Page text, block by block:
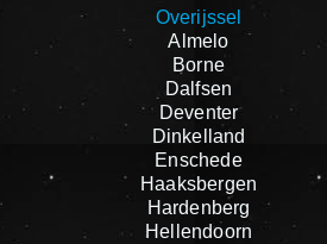
Overijssel
Almelo
Borne
Dalfsen
Deventer
Dinkelland
Enschede
Haaksbergen
Hardenberg
Hellendoorn